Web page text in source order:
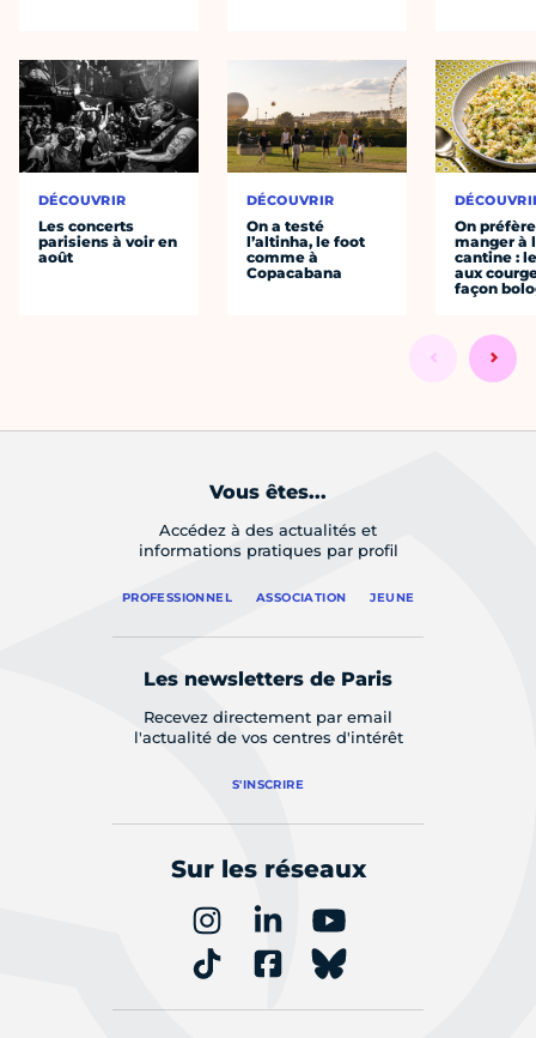
DÉCOUVRIR
Les concerts
parisiens à voir en
août
DÉCOUVRIR
On a testé
l’altinha, le foot
comme à
Copacabana
On préfère
manger à
cantine :
aux
façon
Vous êtes...
Accédez à des actualités et
informations pratiques par profil
PROFESSIONNEL ASSOCIATION JEUNE
Les newsletters de Paris
Recevez directement par email
l'actualité de vos centres d'intérêt
S'INSCRIRE
Sur les réseaux